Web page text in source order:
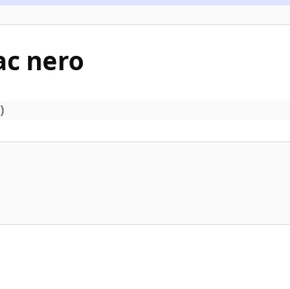
nero